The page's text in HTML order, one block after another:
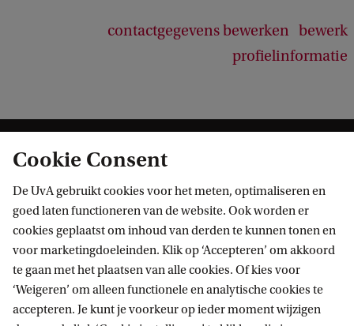
contactgegevens bewerken bewerk
profielinformatie
Informatie voor
Bachelorstudiekiezers
Masterstudiekiezers
Direct naar
Cookie Consent
De UvA gebruikt cookies voor het meten, optimaliseren en
goed laten functioneren van de website. Ook worden er
cookies geplaatst om inhoud van derden te kunnen tonen en
voor marketingdoeleinden. Klik op ‘Accepteren’ om akkoord
te gaan met het plaatsen van alle cookies. Of kies voor
‘Weigeren’ om alleen functionele en analytische cookies te
accepteren. Je kunt je voorkeur op ieder moment wijzigen
c
k